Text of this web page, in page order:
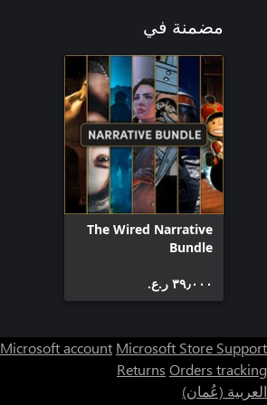
مضمنة في
The Wired Narrative
Bundle
٣٩٫٠٠٠ ر.ع.‏
Microsoft account Microsoft Store Support
Returns Orders tracking
العربية (عُمان)